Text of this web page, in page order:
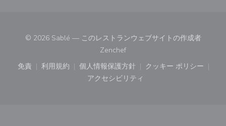
© 2026 Sablé — このレストランウェブサイトの作成者
Zenchef((新しいウィンドウで開きます))
免責
((新しいウィンドウで開きます))
利用規約
((新しいウィンドウで開きます))
個人情報保護方針
((新しいウィンドウで開きます))
クッキー ポリシー
((新しいウィ
アクセシビリティ
((新しいウィンドウで開きます))